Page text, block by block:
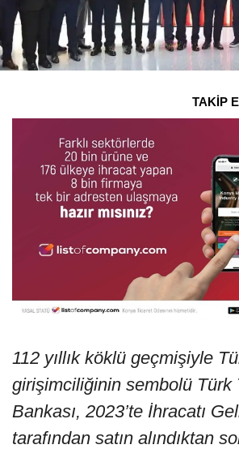
TAKİP
112 yıllık köklü geçmişiyle
girişimciliğinin sembolü Türk
Bankası, 2023’te İhracatı
tarafından satın alındıktan